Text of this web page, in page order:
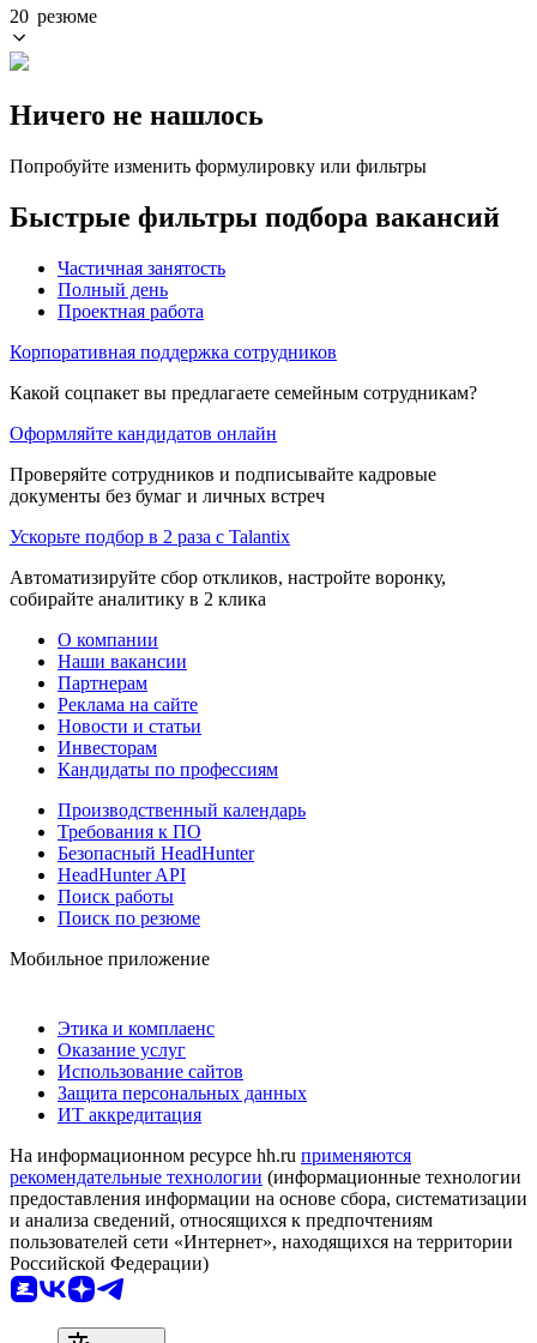
20 резюме
Ничего не нашлось
Попробуйте изменить формулировку или фильтры
Быстрые фильтры подбора вакансий
Частичная занятость
Полный день
Проектная работа
Корпоративная поддержка сотрудников
Какой соцпакет вы предлагаете семейным сотрудникам?
Оформляйте кандидатов онлайн
Проверяйте сотрудников и подписывайте кадровые
документы без бумаг и личных встреч
Ускорьте подбор в 2 раза с Talantix
Автоматизируйте сбор откликов, настройте воронку,
собирайте аналитику в 2 клика
О компании
Наши вакансии
Партнерам
Реклама на сайте
Новости и статьи
Инвесторам
Кандидаты по профессиям
Производственный календарь
Требования к ПО
Безопасный HeadHunter
HeadHunter API
Поиск работы
Поиск по резюме
Мобильное приложение
Этика и комплаенс
Оказание услуг
Использование сайтов
Защита персональных данных
ИТ аккредитация
На информационном ресурсе hh.ru применяются
рекомендательные технологии (информационные технологии
предоставления информации на основе сбора, систематизации
и анализа сведений, относящихся к предпочтениям
пользователей сети «Интернет», находящихся на территории
Российской Федерации)